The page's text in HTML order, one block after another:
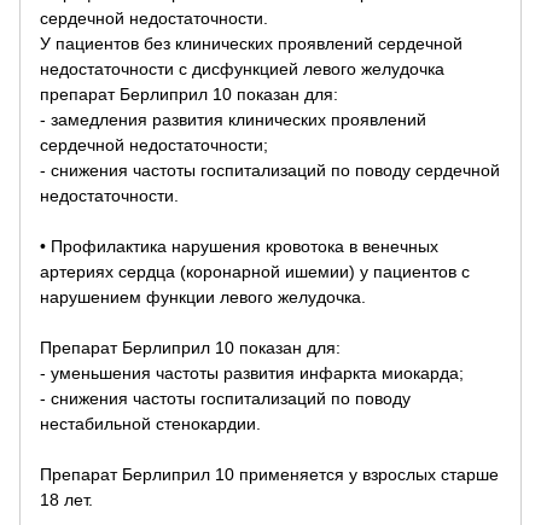
сердечной недостаточности.
У пациентов без клинических проявлений сердечной
недостаточности с дисфункцией левого желудочка
препарат Берлиприл 10 показан для:
- замедления развития клинических проявлений
сердечной недостаточности;
- снижения частоты госпитализаций по поводу сердечной
недостаточности.
• Профилактика нарушения кровотока в венечных
артериях сердца (коронарной ишемии) у пациентов с
нарушением функции левого желудочка.
Препарат Берлиприл 10 показан для:
- уменьшения частоты развития инфаркта миокарда;
- снижения частоты госпитализаций по поводу
нестабильной стенокардии.
Препарат Берлиприл 10 применяется у взрослых старше
18 лет.